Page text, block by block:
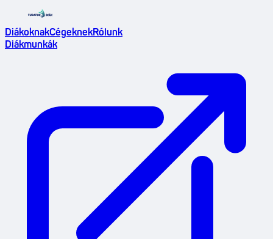
DiákoknakCégeknekRólunk
Diákmunkák